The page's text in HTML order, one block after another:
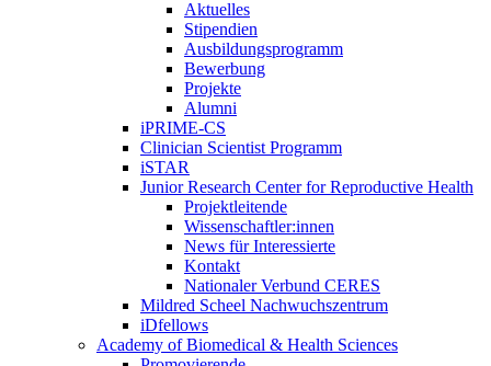
Aktuelles
Stipendien
Ausbildungsprogramm
Bewerbung
Projekte
Alumni
iPRIME-CS
Clinician Scientist Programm
iSTAR
Junior Research Center for Reproductive Health
Projektleitende
Wissenschaftler:innen
News für Interessierte
Kontakt
Nationaler Verbund CERES
Mildred Scheel Nachwuchszentrum
iDfellows
Academy of Biomedical & Health Sciences